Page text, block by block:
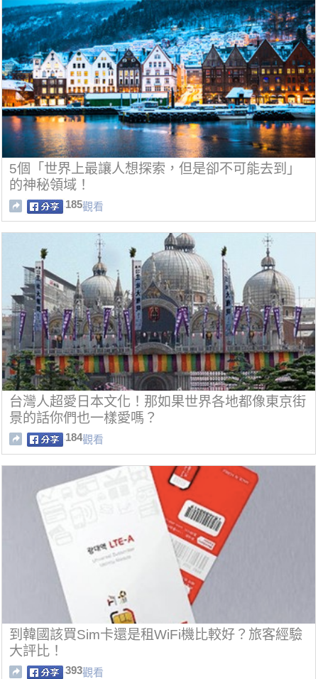
5個「世界上最讓人想探索，但是卻不可能去到」
的神秘領域！
185觀看
台灣人超愛日本文化！那如果世界各地都像東京街
景的話你們也一樣愛嗎？
184觀看
到韓國該買Sim卡還是租WiFi機比較好？旅客經驗
大評比！
393觀看